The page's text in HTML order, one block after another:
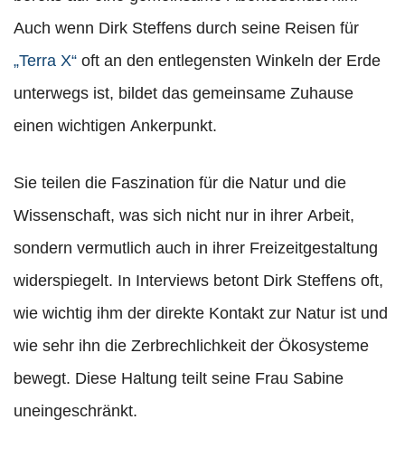
Auch wenn Dirk Steffens durch seine Reisen für
„Terra X“ oft an den entlegensten Winkeln der Erde
unterwegs ist, bildet das gemeinsame Zuhause
einen wichtigen Ankerpunkt.
Sie teilen die Faszination für die Natur und die
Wissenschaft, was sich nicht nur in ihrer Arbeit,
sondern vermutlich auch in ihrer Freizeitgestaltung
widerspiegelt. In Interviews betont Dirk Steffens oft,
wie wichtig ihm der direkte Kontakt zur Natur ist und
wie sehr ihn die Zerbrechlichkeit der Ökosysteme
bewegt. Diese Haltung teilt seine Frau Sabine
uneingeschränkt.